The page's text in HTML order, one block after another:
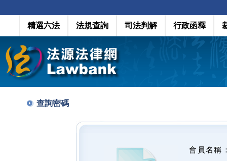
精選六法 法規查詢 司法判解 行政函釋
查詢密碼
會員名稱